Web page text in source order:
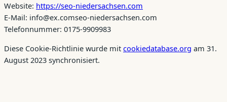
Website: https://seo-niedersachsen.com
E-Mail: info@ex.comseo-niedersachsen.com
Telefonnummer: 0175-9909983
Diese Cookie-Richtlinie wurde mit cookiedatabase.org am 31.
August 2023 synchronisiert.